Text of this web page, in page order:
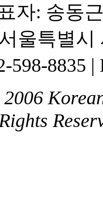
자: 송동
울특별
598-8835 |